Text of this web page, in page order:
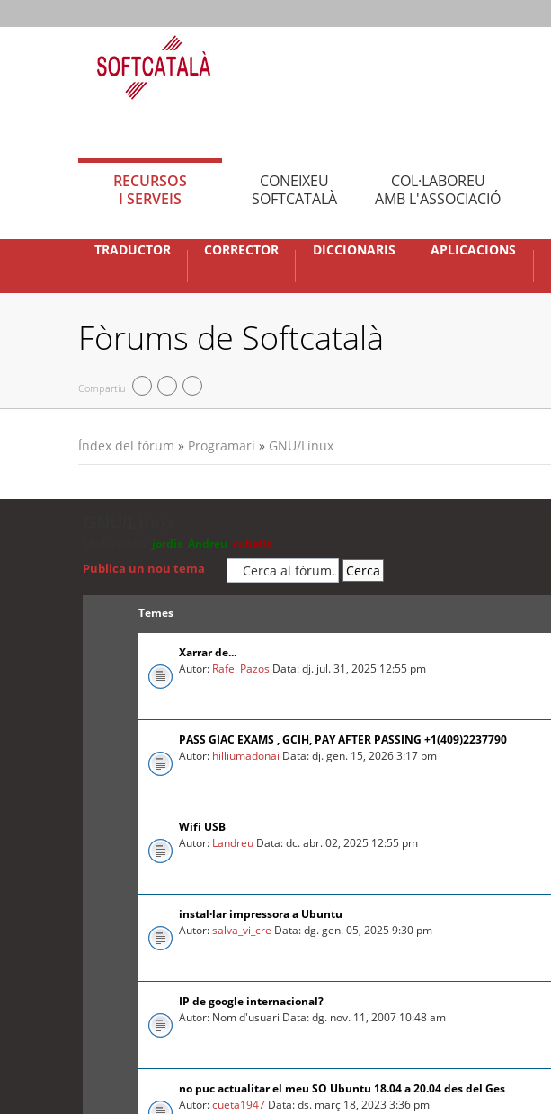
RECURSOS
I SERVEIS
CONEIXEU
SOFTCATALÀ
COL·LABOREU
AMB L'ASSOCIACIÓ
TRADUCTOR CORRECTOR DICCIONARIS APLICACIONS
Fòrums de Softcatalà
Compartiu
Índex del fòrum » Programari » GNU/Linux
jordis Andreu cubells
Publica un nou tema
Temes
Xarrar de...
Autor: Rafel Pazos Data: dj. jul. 31, 2025 12:55 pm
PASS GIAC EXAMS , GCIH, PAY AFTER PASSING +1(409)2237790
Autor: hilliumadonai Data: dj. gen. 15, 2026 3:17 pm
Wifi USB
Autor: Landreu Data: dc. abr. 02, 2025 12:55 pm
instal·lar impressora a Ubuntu
Autor:salva_vi_cre Data: dg. gen. 05, 2025 9:30 pm
IP de google internacional?
Autor: Nom d'usuari Data: dg. nov. 11, 2007 10:48 am
no puc actualitar el meu SO Ubuntu 18.04 a 20.04 des del Ges
Autor:cueta1947 Data: ds. març 18, 2023 3:36 pm